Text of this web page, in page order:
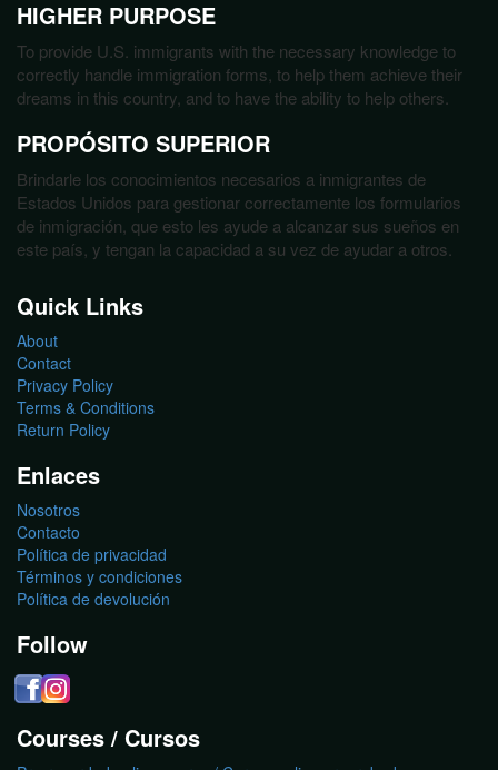
HIGHER PURPOSE
To provide U.S. immigrants with the necessary knowledge to
correctly handle immigration forms, to help them achieve their
dreams in this country, and to have the ability to help others.
PROPÓSITO SUPERIOR
Brindarle los conocimientos necesarios a inmigrantes de
Estados Unidos para gestionar correctamente los formularios
de inmigración, que esto les ayude a alcanzar sus sueños en
este país, y tengan la capacidad a su vez de ayudar a otros.
Quick Links
About
Contact
Privacy Policy
Terms & Conditions
Return Policy
Enlaces
Nosotros
Contacto
Política de privacidad
Términos y condiciones
Política de devolución
Follow
Courses / Cursos